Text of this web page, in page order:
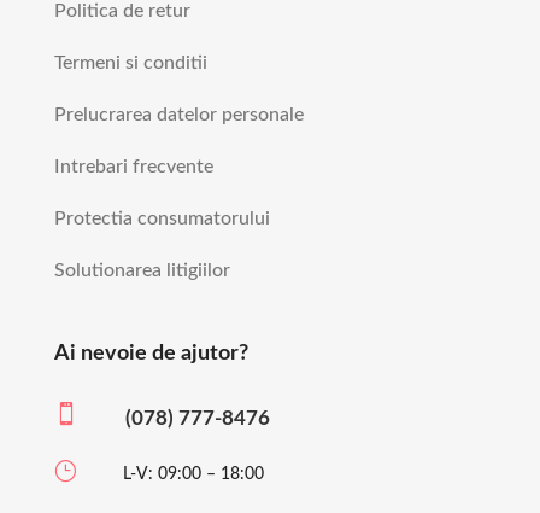
Politica de retur
Termeni si conditii
Prelucrarea datelor personale
Intrebari frecvente
Protectia consumatorului
Solutionarea litigiilor
Ai nevoie de ajutor?
 (078) 777-8476
} L-V: 09:00 – 18:00